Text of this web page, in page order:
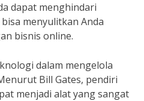
dapat menghindari
menyulitkan Anda
bisnis online.
dalam mengelola
Bill Gates, pendiri
menjadi alat yang sangat